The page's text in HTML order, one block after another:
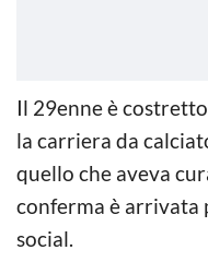
Il 29enne è
la carriera da
quello che aveva
conferma è arrivata
social.